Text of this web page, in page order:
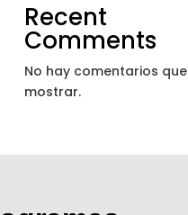
Recent
Comments
No hay comentarios que
mostrar.